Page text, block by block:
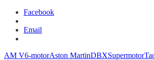
Facebook
Email
AM V6-motorAston MartinDBXSupermotor